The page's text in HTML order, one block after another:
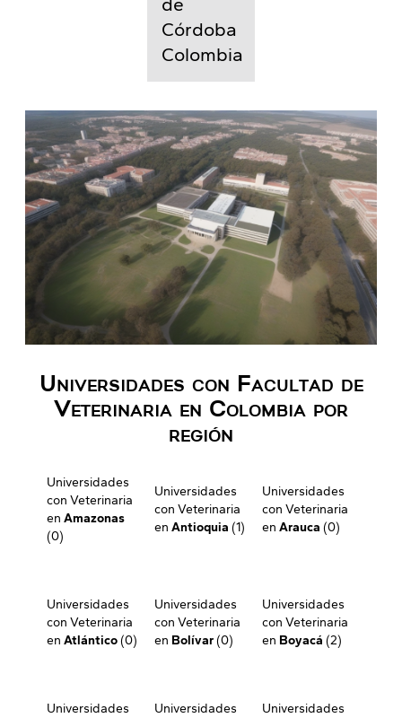
de
Córdoba
Colombia
Universidades con Facultad de
Veterinaria en Colombia por
región
Universidades
con Veterinaria
en Amazonas
(0)
Universidades
con Veterinaria
en Antioquia (1)
Universidades
con Veterinaria
en Arauca (0)
Universidades
con Veterinaria
en Atlántico(0)
Universidades
con Veterinaria
en Bolívar(0)
Universidades
con Veterinaria
en Boyacá (2)
Universidades
Universidades
Universidades